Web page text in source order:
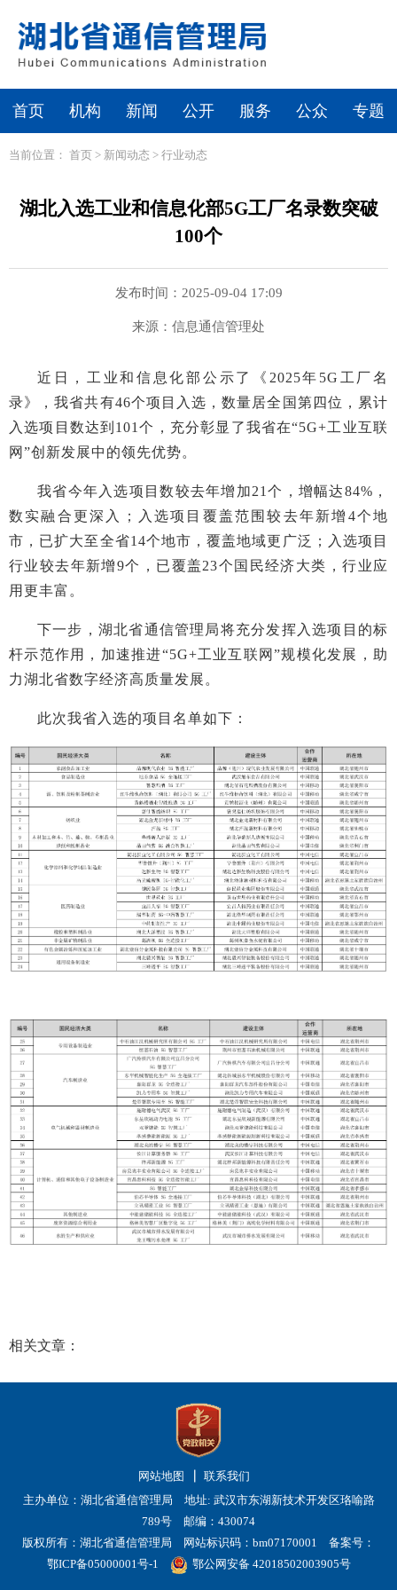
首页 机构 新闻 公开 服务 公众 专题
当前位置： 首页 > 新闻动态 > 行业动态
湖北入选工业和信息化部5G工厂名录数突破
100个
发布时间：2025-09-04 17:09
来源：信息通信管理处
近日，工业和信息化部公示了《2025年5G工厂名
录》，我省共有46个项目入选，数量居全国第四位，累计
入选项目数达到101个，充分彰显了我省在“5G+工业互联
网”创新发展中的领先优势。
我省今年入选项目数较去年增加21个，增幅达84%，
数实融合更深入；入选项目覆盖范围较去年新增4个地
市，已扩大至全省14个地市，覆盖地域更广泛；入选项目
行业较去年新增9个，已覆盖23个国民经济大类，行业应
用更丰富。
下一步，湖北省通信管理局将充分发挥入选项目的标
杆示范作用，加速推进“5G+工业互联网”规模化发展，助
力湖北省数字经济高质量发展。
此次我省入选的项目名单如下：
相关文章：
网站地图
联系我们
主办单位：湖北省通信管理局 地址: 武汉市东湖新技术开发区珞喻路
789号 邮编：430074
版权所有：湖北省通信管理局 网站标识码：bm07170001 备案号：
鄂ICP备05000001号-1
鄂公网安备 42018502003905号